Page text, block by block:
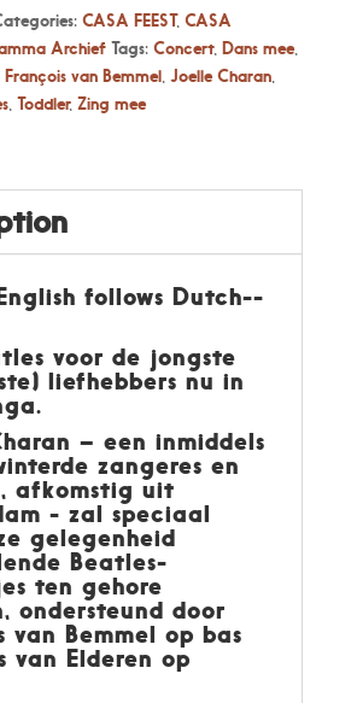
CASA FEEST, CASA
Archief Tags: Concert, Dans mee,
François van Bemmel, Joelle Charan,
, Toddler, Zing mee
follows Dutch--
voor de jongste
liefhebbers nu in
– een inmiddels
zangeres en
afkomstig uit
- zal speciaal
gelegenheid
Beatles-
ten gehore
ondersteund door
van Bemmel op bas
van Elderen op